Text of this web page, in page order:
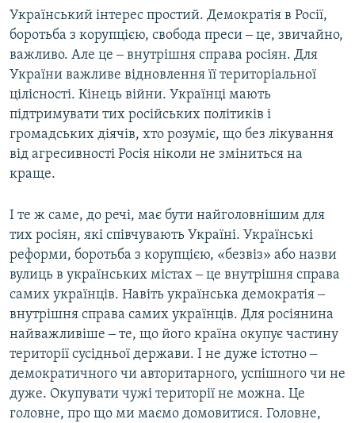
Український інтерес простий. Демократія в Росії,
боротьба з корупцією, свобода преси ‒ це, звичайно,
важливо. Але це ‒ внутрішня справа росіян. Для
України важливе відновлення її територіальної
цілісності. Кінець війни. Українці мають
підтримувати тих російських політиків і
громадських діячів, хто розуміє, що без лікування
від агресивності Росія ніколи не зміниться на
краще.
І те ж саме, до речі, має бути найголовнішим для
тих росіян, які співчувають Україні. Українські
реформи, боротьба з корупцією, «безвіз» або назви
вулиць в українських містах ‒ це внутрішня справа
самих українців. Навіть українська демократія ‒
внутрішня справа самих українців. Для росіянина
найважливіше ‒ те, що його країна окупує частину
території сусідньої держави. І не дуже істотно ‒
демократичного чи авторитарного, успішного чи не
дуже. Окупувати чужі території не можна. Це
головне, про що ми маємо домовитися. Головне,